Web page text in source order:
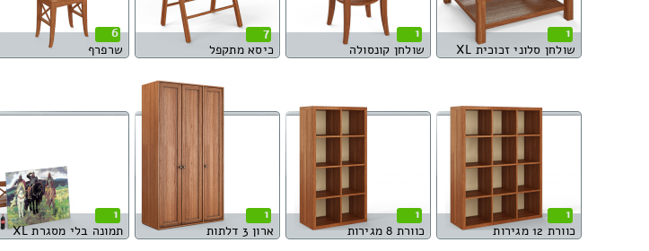
1
שולחן סלוני זכוכית XL
1
שולחן קונסולה
7
כיסא מתקפל
6
שרפרף
1
כוורת 12 מגירות
1
כוורת 8 מגירות
1
ארון 3 דלתות
1
תמונה בלי מסגרת XL